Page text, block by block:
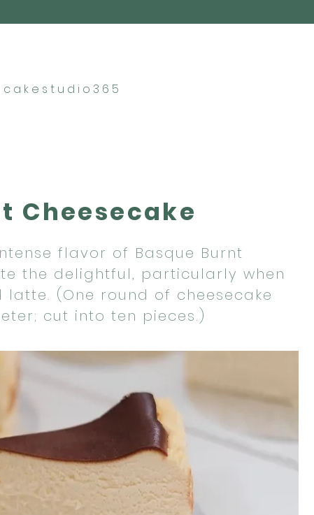
cakestudio365
Cheesecake
flavor of Basque Burnt
the delightful, particularly when
(One round of cheesecake
cut into ten pieces.)